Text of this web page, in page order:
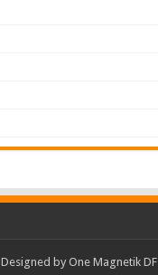
Designed by One Magnetik DF